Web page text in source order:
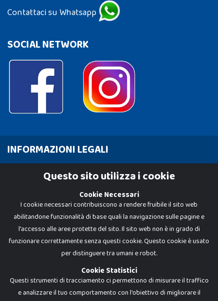
Contattaci su Whatsapp
SOCIAL NETWORK
INFORMAZIONI LEGALI
Cookie PolicyQuesto sito utilizza i cookie
Cookie Necessari
I cookie necessari contribuiscono a rendere fruibile il sito web
abilitandone funzionalità di base quali la navigazione sulle pagine e
l'accesso alle aree protette del sito. Il sito web non è in grado di
funzionare correttamente senza questi cookie. Questo cookie è usato
per distinguere tra umani e robot.
Cookie Statistici
Questi strumenti di tracciamento ci permettono di misurare il traffico
e analizzare il tuo comportamento con l'obiettivo di migliorare il